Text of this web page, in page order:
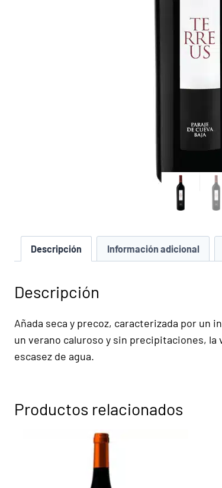
Descripción Información adicional
Descripción
Añada seca y precoz, caracterizada por un
un verano caluroso y sin precipitaciones, la
escasez de agua.
Productos relacionados